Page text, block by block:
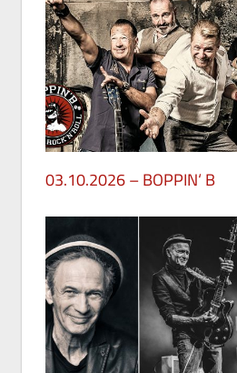
03.10.2026 – BOPPIN‘ B